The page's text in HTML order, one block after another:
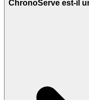
ChronoServe est-il